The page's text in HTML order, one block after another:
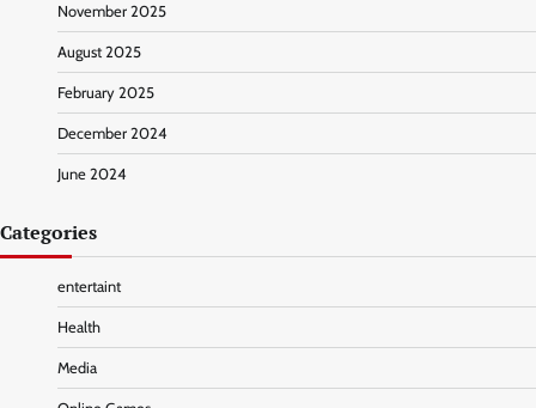
November 2025
August 2025
February 2025
December 2024
June 2024
Categories
entertaint
Health
Media